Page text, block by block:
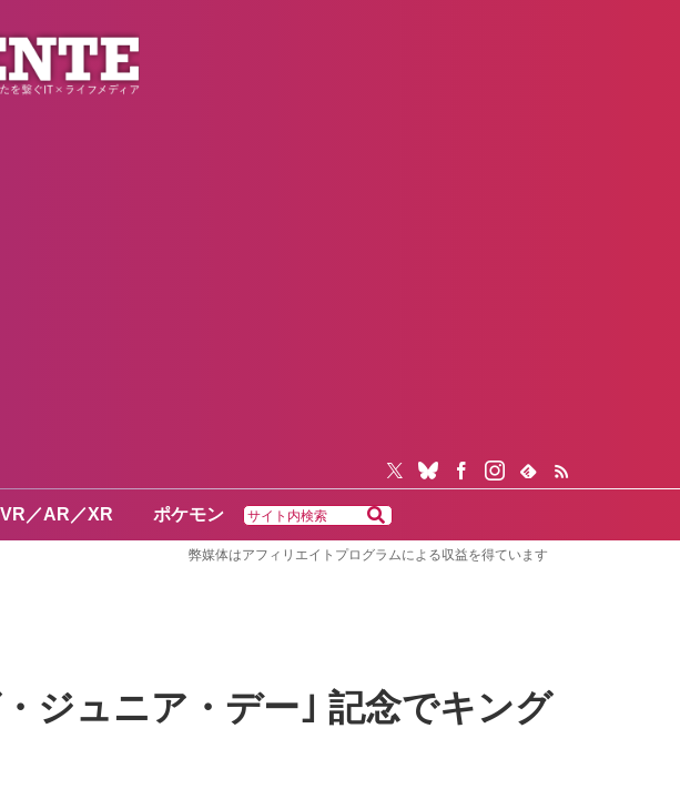
VR／AR／XR ポケモン
弊媒体はアフィリエイトプログラムによる収益を得ています
ジュニア・デー｣ 記念でキング